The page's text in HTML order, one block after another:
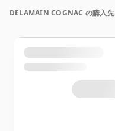
DELAMAIN COGNAC の購入先